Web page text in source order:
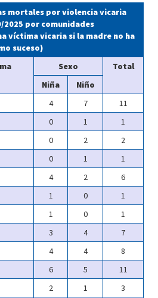
mortales por violencia vicaria
2025 por comunidades
víctima vicaria si la madre no ha
suceso)
Sexo
Total
Niña
Niño
4 7
11
0 1
1
0 2
2
0 1
1
4 2
6
1 0
1
1 0
1
3 4
7
4 4
8
6 5
11
2 1
3